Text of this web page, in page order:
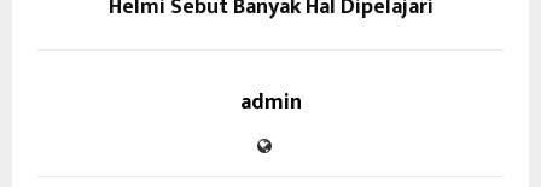
admin